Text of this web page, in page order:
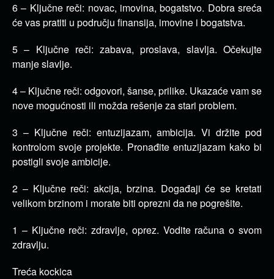
6 – Ključne reči: novac, imovina, bogatstvo. Dobra sreća
će vas pratiti u području finansija, imovine i bogatstva.
5 – Ključne reči: zabava, proslava, slavlja. Očekujte
manje slavlje.
4 – Ključne reči: odgovori, šanse, prilike. Ukazaće vam se
nove mogućnosti ili možda rešenje za stari problem.
3 – Ključne reči: entuzijazam, ambicija. Vi držite pod
kontrolom svoje projekte. Pronađite entuzijazam kako bi
postigli svoje ambicije.
2 – Ključne reči: akcija, brzina. Događaji će se kretati
velikom brzinom i morate biti oprezni da ne pogrešite.
1 – Ključne reči: zdravlje, oprez. Vodite računa o svom
zdravlju.
Treća kockica